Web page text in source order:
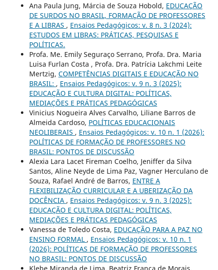
Ana Paula Jung, Márcia de Souza Hobold, EDUCAÇÃO
DE SURDOS NO BRASIL, FORMAÇÃO DE PROFESSORES
E A LIBRAS , Ensaios Pedagógicos: v. 8 n. 3 (2024):
ESTUDOS EM LIBRAS: PRÁTICAS, PESQUISAS E
POLÍTICAS.
Profa. Me. Emily Seguraço Serrano, Profa. Dra. Maria
Luisa Furlan Costa , Profa. Dra. Patrícia Lakchmi Leite
Mertzig, COMPETÊNCIAS DIGITAIS E EDUCAÇÃO NO
BRASIL: , Ensaios Pedagógicos: v. 9 n. 3 (2025):
EDUCAÇÃO E CULTURA DIGITAL: POLÍTICAS,
MEDIAÇÕES E PRÁTICAS PEDAGÓGICAS
Vinicius Nogueira Alves Carvalho, Liliane Barros de
Almeida Cardoso, POLÍTICAS EDUCACIONAIS
NEOLIBERAIS , Ensaios Pedagógicos: v. 10 n. 1 (2026):
POLÍTICAS DE FORMAÇÃO DE PROFESSORES NO
BRASIL: PONTOS DE DISCUSSÃO
Alexia Lara Lacet Fireman Coelho, Jeniffer da Silva
Santos, Aline Neyde de Lima Paz, Vagner Herculano de
Souza, Rafael André de Barros, ENTRE A
FLEXIBILIZAÇÃO CURRICULAR E A UBERIZAÇÃO DA
DOCÊNCIA , Ensaios Pedagógicos: v. 9 n. 3 (2025):
EDUCAÇÃO E CULTURA DIGITAL: POLÍTICAS,
MEDIAÇÕES E PRÁTICAS PEDAGÓGICAS
Vanessa de Toledo Costa, EDUCAÇÃO PARA A PAZ NO
ENSINO FORMAL , Ensaios Pedagógicos: v. 10 n. 1
(2026): POLÍTICAS DE FORMAÇÃO DE PROFESSORES
NO BRASIL: PONTOS DE DISCUSSÃO